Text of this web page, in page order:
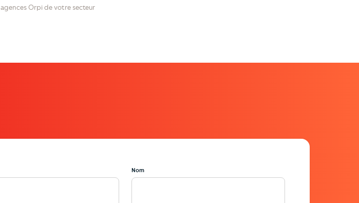
agences Orpi de votre secteur
Nom